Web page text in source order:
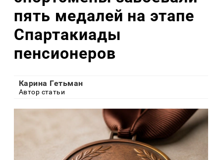
пять медалей на этапе
Спартакиады
пенсионеров
Карина Гетьман
Автор статьи